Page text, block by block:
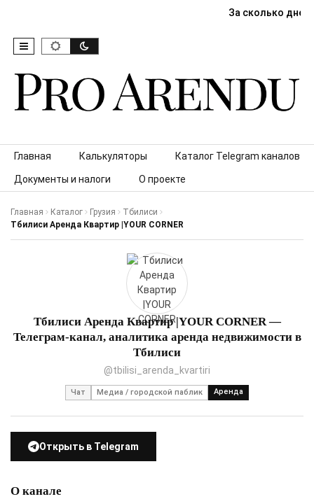
За сколько дней
Skip to content
Главная Калькуляторы Каталог Telegram каналов
Документы и налоги О проекте
Главная Каталог Грузия
Тбилиси
Тбилиси Аренда Квартир |YOUR CORNER
Тбилиси Аренда Квартир |YOUR CORNER —
Телеграм-канал, аналитика аренда недвижимости в
Тбилиси
@tbilisi_arenda_kvartiri
Чат Медиа / городской паблик Аренда
Открыть в Telegram
О канале